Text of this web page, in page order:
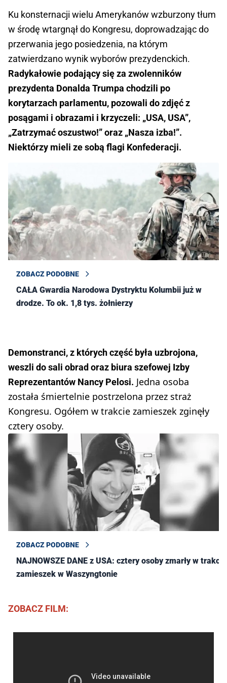
Ku konsternacji wielu Amerykanów wzburzony tłum
w środę wtargnął do Kongresu, doprowadzając do
przerwania jego posiedzenia, na którym
zatwierdzano wynik wyborów prezydenckich.
Radykałowie podający się za zwolenników
prezydenta Donalda Trumpa chodzili po
korytarzach parlamentu, pozowali do zdjęć z
posągami i obrazami i krzyczeli: „USA, USA”,
„Zatrzymać oszustwo!” oraz „Nasza izba!”.
Niektórzy mieli ze sobą flagi Konfederacji.
ZOBACZ PODOBNE
CAŁA Gwardia Narodowa Dystryktu Kolumbii już w
drodze. To ok. 1,8 tys. żołnierzy
Demonstranci, z których część była uzbrojona,
weszli do sali obrad oraz biura szefowej Izby
Reprezentantów Nancy Pelosi. Jedna osoba
została śmiertelnie postrzelona przez straż
Kongresu. Ogółem w trakcie zamieszek zginęły
cztery osoby.
ZOBACZ PODOBNE
NAJNOWSZE DANE z USA: cztery osoby zmarły w trakcie
zamieszek w Waszyngtonie
ZOBACZ FILM: